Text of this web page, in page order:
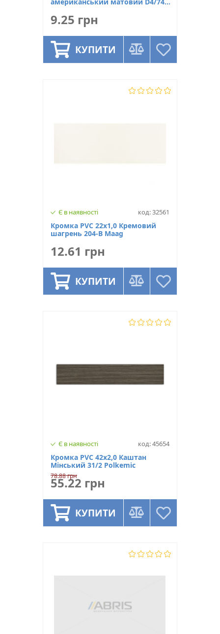
9.25 грн
КУПИТИ
Є в наявності код: 32561
Кромка PVC 22х1,0 Кремовий
шагрень 204-В Maag
12.61 грн
КУПИТИ
Є в наявності код: 45654
Кромка PVC 42х2,0 Каштан
Мінський 31/2 Polkemic
78.88 грн
55.22 грн
КУПИТИ